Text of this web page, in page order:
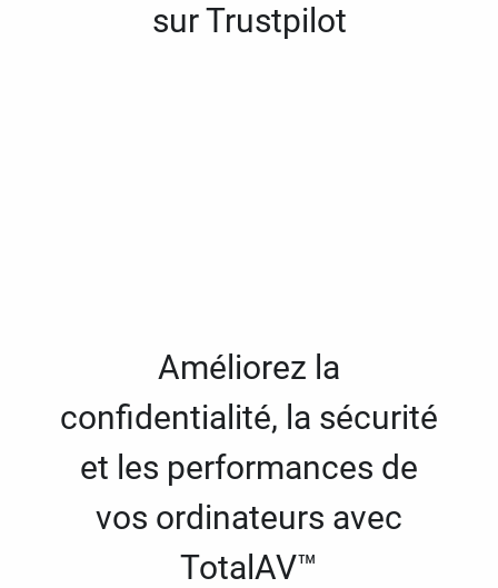
sur Trustpilot
Améliorez la
confidentialité, la sécurité
et les performances de
vos ordinateurs avec
TotalAV™